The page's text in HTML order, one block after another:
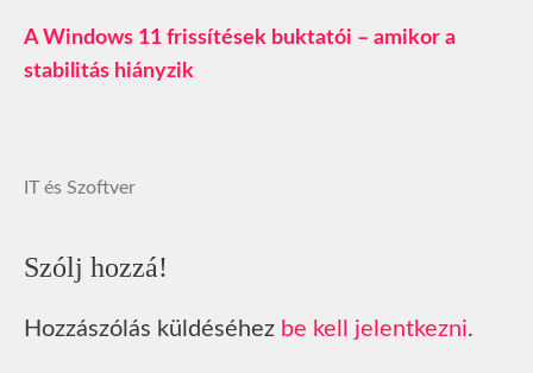
A Windows 11 frissítések buktatói – amikor a
stabilitás hiányzik
IT és Szoftver
Szólj hozzá!
Hozzászólás küldéséhez be kell jelentkezni.